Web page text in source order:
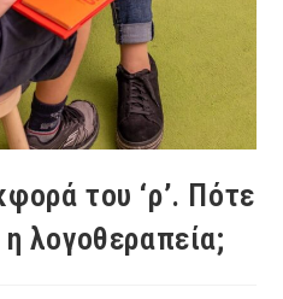
του ‘ρ’. Πότε
η λογοθεραπεία;